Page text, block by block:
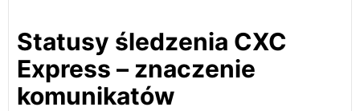
Statusy śledzenia CXC
Express – znaczenie
komunikatów